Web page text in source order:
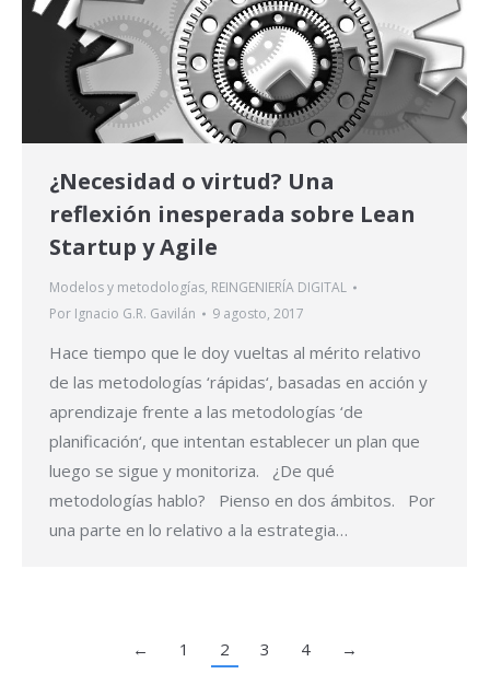
¿Necesidad o virtud? Una
reflexión inesperada sobre Lean
Startup y Agile
Modelos y metodologías, REINGENIERÍA DIGITAL
Por Ignacio G.R. Gavilán 9 agosto, 2017
Hace tiempo que le doy vueltas al mérito relativo
de las metodologías ‘rápidas‘, basadas en acción y
aprendizaje frente a las metodologías ‘de
planificación‘, que intentan establecer un plan que
luego se sigue y monitoriza. ¿De qué
metodologías hablo? Pienso en dos ámbitos. Por
una parte en lo relativo a la estrategia…
← 1 2 3 4 →